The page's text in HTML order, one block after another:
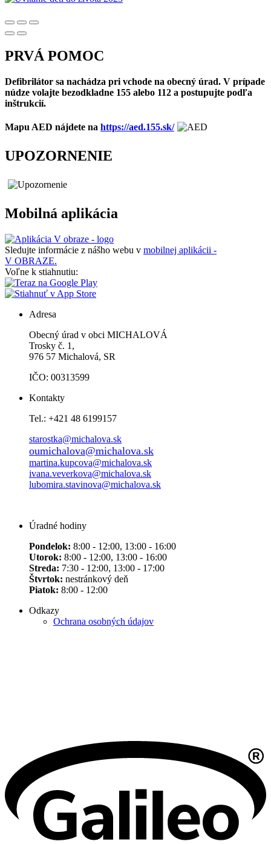
PRVÁ POMOC
Defibrilátor sa nachádza pri vchode na obecný úrad. V prípade
núdze volajte bezodkladne 155 alebo 112 a postupujte podľa
inštrukcií.
Mapu AED nájdete na https://aed.155.sk/
UPOZORNENIE
Mobilná aplikácia
Sledujte informácie z nášho webu v mobilnej aplikácii -
V OBRAZE.
Voľne k stiahnutiu:
Adresa
Obecný úrad v obci MICHALOVÁ
Trosky č. 1,
976 57 Michalová, SR
IČO: 00313599
Kontakty
Tel.: +421 48 6199157
starostka@michalova.sk
oumichalova@michalova.sk
martina.kupcova@michalova.sk
ivana.veverkova@michalova.sk
lubomira.stavinova@michalova.sk
Úradné hodiny
Pondelok: 8:00 - 12:00, 13:00 - 16:00
Utorok: 8:00 - 12:00, 13:00 - 16:00
Streda: 7:30 - 12:00, 13:00 - 17:00
Štvrtok: nestránkový deň
Piatok: 8:00 - 12:00
Odkazy
Ochrana osobných údajov